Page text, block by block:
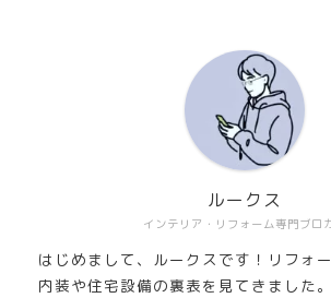
インテリア・リフォーム専門ブロ
ルークス
はじめまして、ルークスです！リフォ
内装や住宅設備の裏表を見てきました